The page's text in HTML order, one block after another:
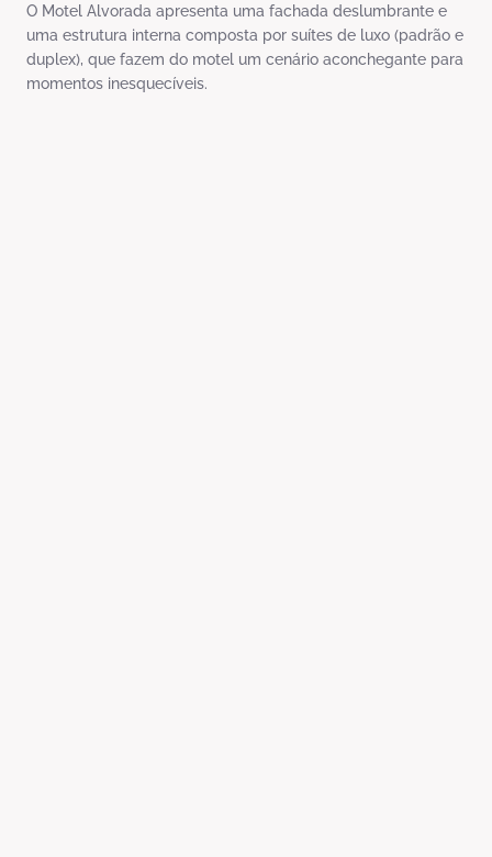
O Motel Alvorada apresenta uma fachada deslumbrante e
uma estrutura interna composta por suítes de luxo (padrão e
duplex), que fazem do motel um cenário aconchegante para
momentos inesquecíveis.